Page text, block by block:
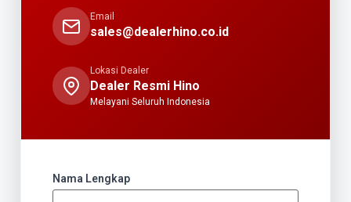
Email
sales@dealerhino.co.id
Lokasi Dealer
Dealer Resmi Hino
Melayani Seluruh Indonesia
Nama Lengkap